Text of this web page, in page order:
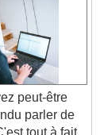
peut-être
parler de